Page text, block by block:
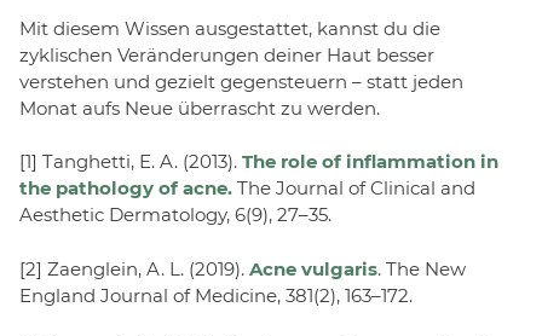
Mit diesem Wissen ausgestattet, kannst du die
zyklischen Veränderungen deiner Haut besser
verstehen und gezielt gegensteuern – statt jeden
Monat aufs Neue überrascht zu werden.
[1] Tanghetti, E. A. (2013). The role of inflammation in
the pathology of acne. The Journal of Clinical and
Aesthetic Dermatology, 6(9), 27–35.
[2] Zaenglein, A. L. (2019). Acne vulgaris. The New
England Journal of Medicine, 381(2), 163–172.